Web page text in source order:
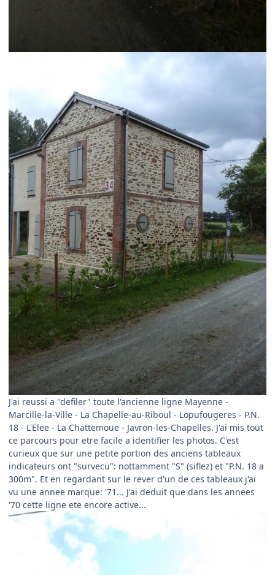
J'ai reussi a "defiler" toute l'ancienne ligne Mayenne -
Marcille-la-Ville - La Chapelle-au-Riboul - Lopufougeres - P.N.
18 - L'Elee - La Chattemoue - Javron-les-Chapelles. J'ai mis tout
ce parcours pour etre facile a identifier les photos. C'est
curieux que sur une petite portion des anciens tableaux
indicateurs ont "survecu": nottamment "S" (siflez) et "P.N. 18 a
300m". Et en regardant sur le rever d'un de ces tableaux j'ai
vu une annee marque: '71... J'ai deduit que dans les annees
'70 cette ligne ete encore active...